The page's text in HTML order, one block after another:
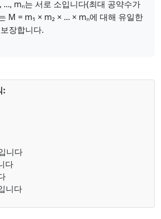
..., mₙ는 서로 소입니다(최대 공약수가
M = m₁ × m₂ × ... × mₙ에 대해 유일한
장합니다.
:
니다
다
니다